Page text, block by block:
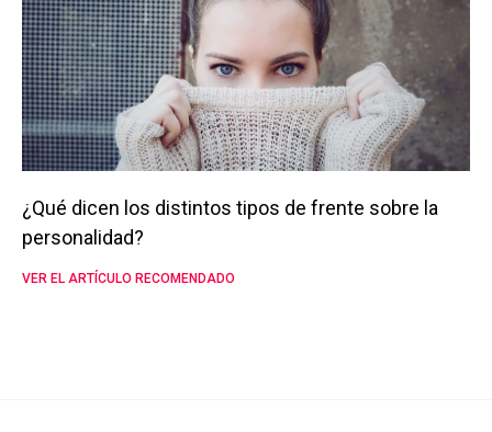
¿Qué dicen los distintos tipos de frente sobre la
personalidad?
VER EL ARTÍCULO RECOMENDADO